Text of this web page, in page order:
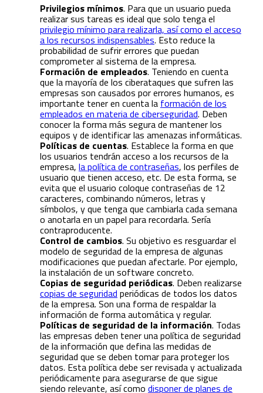
Privilegios mínimos. Para que un usuario pueda
realizar sus tareas es ideal que solo tenga el
privilegio mínimo para realizarla, así como el acceso
a los recursos indispensables. Esto reduce la
probabilidad de sufrir errores que puedan
comprometer al sistema de la empresa.
Formación de empleados. Teniendo en cuenta
que la mayoría de los ciberataques que sufren las
empresas son causados por errores humanos, es
importante tener en cuenta la formación de los
empleados en materia de ciberseguridad. Deben
conocer la forma más segura de mantener los
equipos y de identificar las amenazas informáticas.
Políticas de cuentas. Establece la forma en que
los usuarios tendrán acceso a los recursos de la
empresa, la política de contraseñas, los perfiles de
usuario que tienen acceso, etc. De esta forma, se
evita que el usuario coloque contraseñas de 12
caracteres, combinando números, letras y
símbolos, y que tenga que cambiarla cada semana
o anotarla en un papel para recordarla. Sería
contraproducente.
Control de cambios. Su objetivo es resguardar el
modelo de seguridad de la empresa de algunas
modificaciones que puedan afectarle. Por ejemplo,
la instalación de un software concreto.
Copias de seguridad periódicas. Deben realizarse
copias de seguridad periódicas de todos los datos
de la empresa. Son una forma de respaldar la
información de forma automática y regular.
Políticas de seguridad de la información. Todas
las empresas deben tener una política de seguridad
de la información que defina las medidas de
seguridad que se deben tomar para proteger los
datos. Esta política debe ser revisada y actualizada
periódicamente para asegurarse de que sigue
siendo relevante, así como disponer de planes de